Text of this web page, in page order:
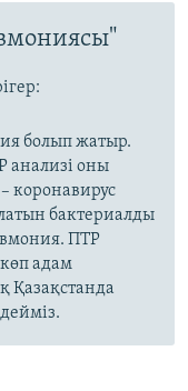
болып жатыр.
анализі оны
коронавирус
бактериалды
ПТР
адам
Қазақстанда